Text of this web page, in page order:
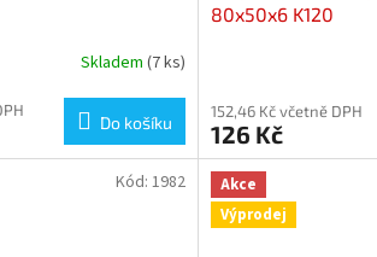
Skladem (7 ks)
Do košíku
80x50x6 K120
152,46 Kč včetně DPH
126 Kč
Kód: 1982
Akce
Výprodej